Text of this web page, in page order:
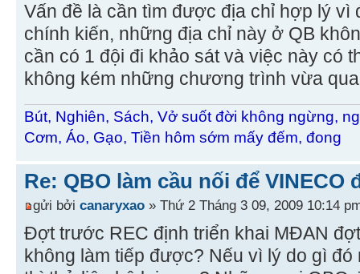
Vấn đề là cần tìm được địa chỉ hợp lý vì
chính kiến, những địa chỉ này ở QB
cần có 1 đội đi khảo sát và việc này có
không kém những chương trình vừa
Bút, Nghiên, Sách, Vở suốt đời không ngừng,
Cơm, Áo, Gạo, Tiền hôm sớm mấy đếm, đong
Re: QBO làm cầu nối để VINECO
gửi bởi canaryxao » Thứ 2 Tháng 3 09, 2009 10:14
Đợt trước REC định triển khai MĐAN
không làm tiếp được? Nếu vì lý do gì